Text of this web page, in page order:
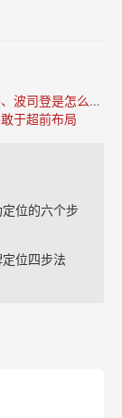
是怎么做到的？
于超前布局
位的六个步
位四步法